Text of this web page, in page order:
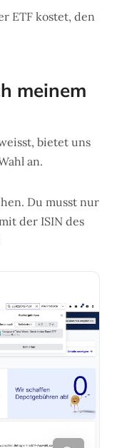
ETF kostet, den
meinem
bietet uns
an.
Du musst nur
der ISIN des